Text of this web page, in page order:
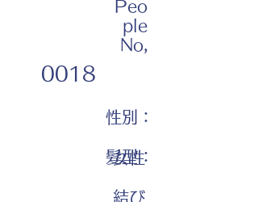
Peo
ple
No,
0018
性別：
女性
髪型：
結び